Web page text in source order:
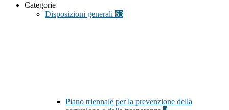
Categorie
Disposizioni generali 63
Piano triennale per la prevenzione della